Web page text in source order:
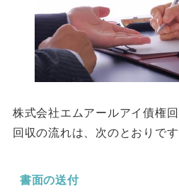
株式会社エムアールアイ債権
回収の流れは、次のとおりです
書面の送付